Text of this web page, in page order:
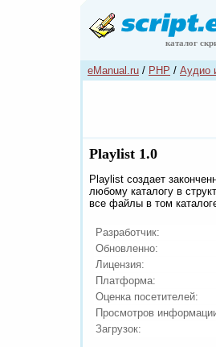
каталог
eManual.ru / PHP / Аудио
Playlist 1.0
Playlist создает
любому каталогу в
все файлы в том
Разработчик:
Обновленно:
Лицензия:
Платформа:
Оценка посетителей:
Просмотров
Загрузок: